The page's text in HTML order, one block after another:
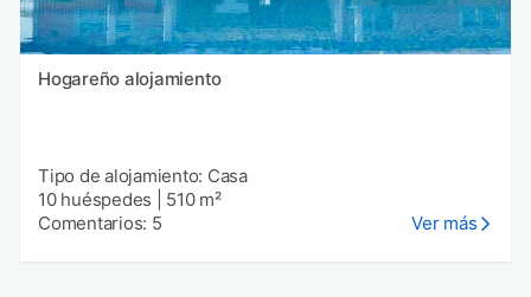
Hogareño alojamiento
Tipo de alojamiento: Casa
10 huéspedes
510 m²
Comentarios: 5
Ver más